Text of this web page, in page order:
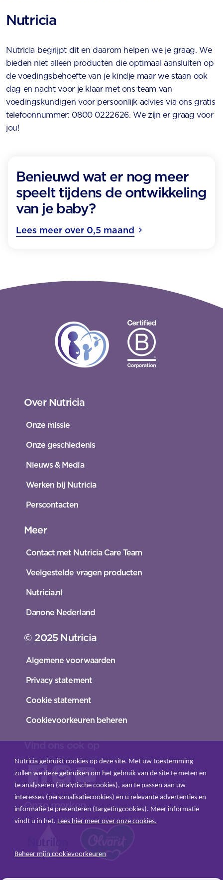
Nutricia
Nutricia begrijpt dit en daarom helpen we je graag. We
bieden niet alleen producten die optimaal aansluiten op
de voedingsbehoefte van je kindje maar we staan ook
dag en nacht voor je klaar met ons team van
voedingskundigen voor persoonlijk advies via ons gratis
telefoonnummer: 0800 0222626. We zijn er graag voor
jou!
Benieuwd wat er nog meer
speelt tijdens de ontwikkeling
van je baby?
Lees meer over 0,5 maand
Over Nutricia
Onze missie
Onze geschiedenis
Nieuws & Media
Werken bij Nutricia
Perscontacten
Meer
Contact met Nutricia Care Team
Veelgestelde vragen producten
Nutricia.nl
Danone Nederland
© 2025 Nutricia
Algemene voorwaarden
Privacy statement
Cookie statement
Cookievoorkeuren beheren
Onze merken
Nutricia gebruikt cookies op deze site. Met uw toestemming
zullen we deze gebruiken om het gebruik van de site te meten en
te analyseren (analytische cookies), aan te passen aan uw
interesses (personalisatiecookies) en u relevante advertenties en
informatie te presenteren (targetingcookies). Meer informatie
vindt u in het. Lees hier meer over onze cookies.
Beheer mijn cookievoorkeuren